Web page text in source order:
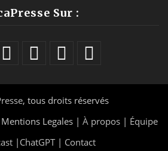
Sur :
, tous droits réservés
Legales | À propos | Équipe
| ChatGPT| Contact